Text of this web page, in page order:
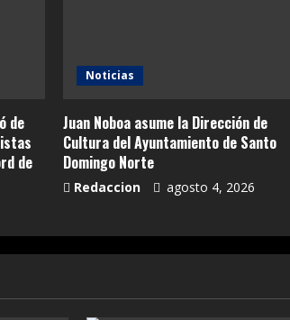
de
de
Noticias
Juan Noboa asume la Dirección de
Cultura del Ayuntamiento de Santo
Domingo Norte
Redaccion agosto 4, 2026